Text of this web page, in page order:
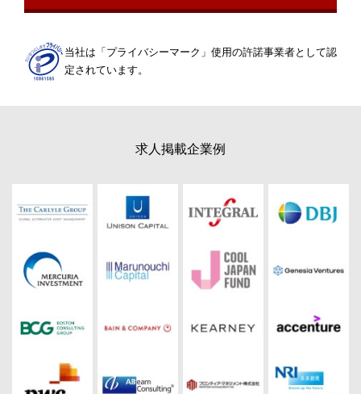
求人掲載企業例
当社は「プライバシーマーク」使用の許諾事業者として認
定されています。